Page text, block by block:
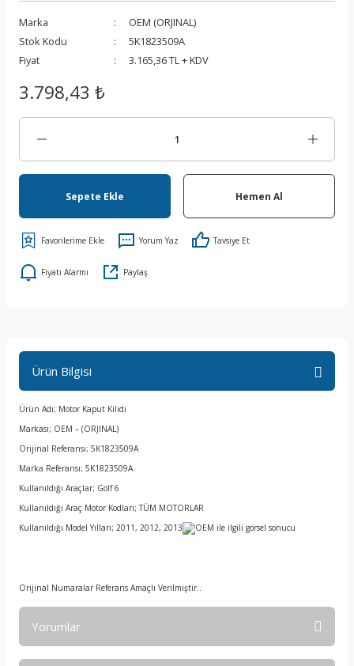
Marka
OEM (ORJINAL)
Stok Kodu
5K1823509A
Fiyat
3.165,36 TL + KDV
3.798,43 ₺
Sepete Ekle Hemen Al
Yorum Yaz Tavsiye Et
Fiyatı Alarmı Paylaş
Ürün Bilgisi
Ürün Adı; Motor Kaput Kilidi
Markası; OEM – (ORJINAL)
Orijinal Referansı; 5K1823509A
Marka Referansı; 5K1823509A
Kullanıldığı Araçlar; Golf 6
Kullanıldığı Araç Motor Kodları; TÜM MOTORLAR
Kullanıldığı Model Yılları; 2011, 2012, 2013
Orijinal Numaralar Referans Amaçlı Verilmiştir..
Yorumlar